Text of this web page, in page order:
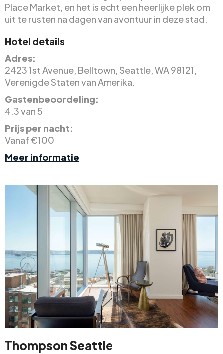
Place Market, en het is echt een heerlijke plek om
uit te rusten na dagen van avontuur in deze stad.
Hotel details
Adres:
2423 1st Avenue, Belltown, Seattle, WA 98121,
Verenigde Staten van Amerika.
Gastenbeoordeling:
4.3 van 5
Prijs per nacht:
Vanaf €100
Meer informatie
Thompson Seattle